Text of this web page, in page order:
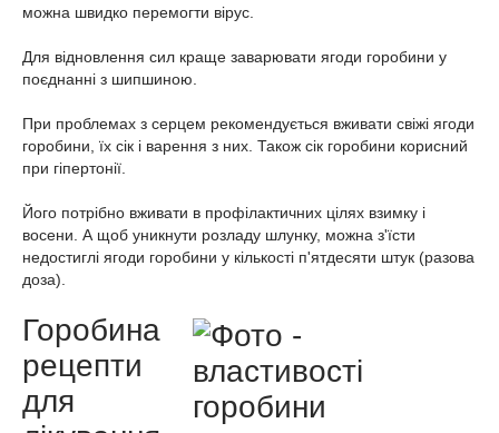
можна швидко перемогти вірус.
Для відновлення сил краще заварювати ягоди горобини у
поєднанні з шипшиною.
При проблемах з серцем рекомендується вживати свіжі ягоди
горобини, їх сік і варення з них. Також сік горобини корисний
при гіпертонії.
Його потрібно вживати в профілактичних цілях взимку і
восени. А щоб уникнути розладу шлунку, можна з'їсти
недостиглі ягоди горобини у кількості п'ятдесяти штук (разова
доза).
Горобина
рецепти
для